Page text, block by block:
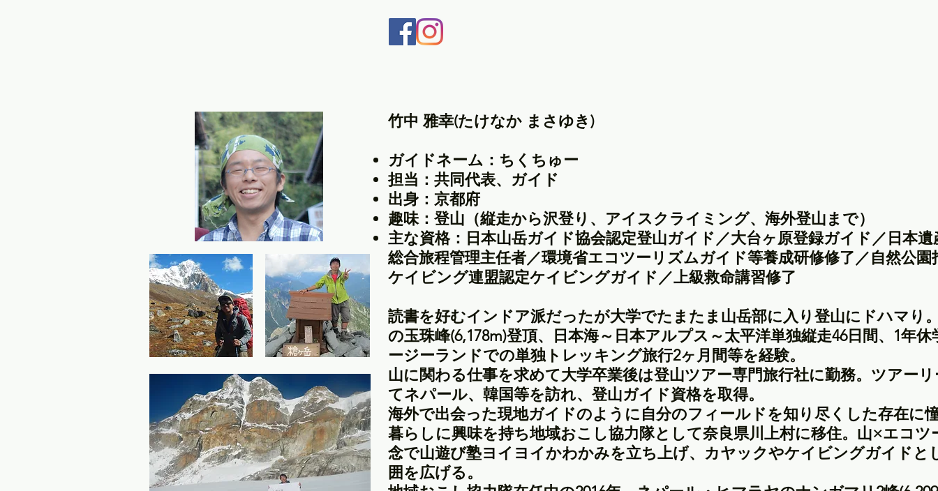
竹中 雅幸(たけなか まさゆき)
ガイドネーム：ちくちゅー
担当：共同代表、ガイド
出身：京都府
趣味：登山（縦走から沢登り、アイスクライミング、海外登山まで）
主な資格：日本山岳ガイド協会認定登山ガイド／大台ヶ原登録ガイド／日本
総合旅程管理主任者／環境省エコツーリズムガイド等養成研修修了／自然公園
ケイビング連盟認定ケイビングガイド／上級救命講習修了
読書を好むインドア派だったが大学でたまたま山岳部に入り登山にドハマり
の玉珠峰(6,178m)登頂、日本海～日本アルプス～太平洋単独縦走46日間、1年
ージーランドでの単独トレッキング旅行2ヶ月間等を経験。
山に関わる仕事を求めて大学卒業後は登山ツアー専門旅行社に勤務。ツアー
てネパール、韓国等を訪れ、登山ガイド資格を取得。
海外で出会った現地ガイドのように自分のフィールドを知り尽くした存在に
暮らしに興味を持ち地域おこし協力隊として奈良県川上村に移住。山×エコツ
念で山遊び塾ヨイヨイかわかみを立ち上げ、カヤックやケイビングガイドと
囲を広げる。